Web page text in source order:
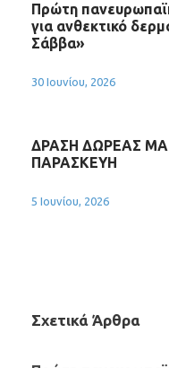
Πρώτη
για ανθεκτικό
Σάββα»
30 Ιουνίου, 2026
ΔΡΑΣΗ ΔΩΡΕΑΣ
ΠΑΡΑΣΚΕΥΗ
5 Ιουνίου, 2026
Σχετικά Άρθρα